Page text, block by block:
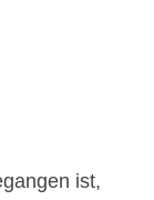
ist,